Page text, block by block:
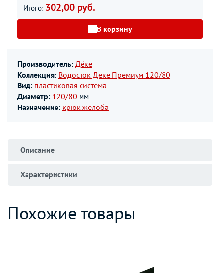
Итого: 302,00 руб.
В корзину
Производитель: Дёке
Коллекция: Водосток Деке Премиум 120/80
Вид: пластиковая система
Диаметр: 120/80 мм
Назначение: крюк желоба
Описание
Характеристики
Похожие товары